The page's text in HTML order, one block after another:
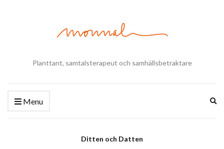
Planttant, samtalsterapeut och samhällsbetraktare
Menu
Ditten och Datten